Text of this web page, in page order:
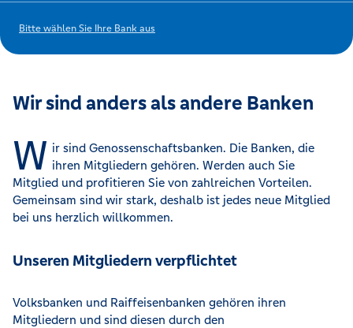
Bitte wählen Sie Ihre Bank aus
Wir sind anders als andere Banken
W ir sind Genossenschaftsbanken. Die Banken, die
ihren Mitgliedern gehören. Werden auch Sie
Mitglied und profitieren Sie von zahlreichen Vorteilen.
Gemeinsam sind wir stark, deshalb ist jedes neue Mitglied
bei uns herzlich willkommen.
Unseren Mitgliedern verpflichtet
Volksbanken und Raiffeisenbanken gehören ihren
Mitgliedern und sind diesen durch den